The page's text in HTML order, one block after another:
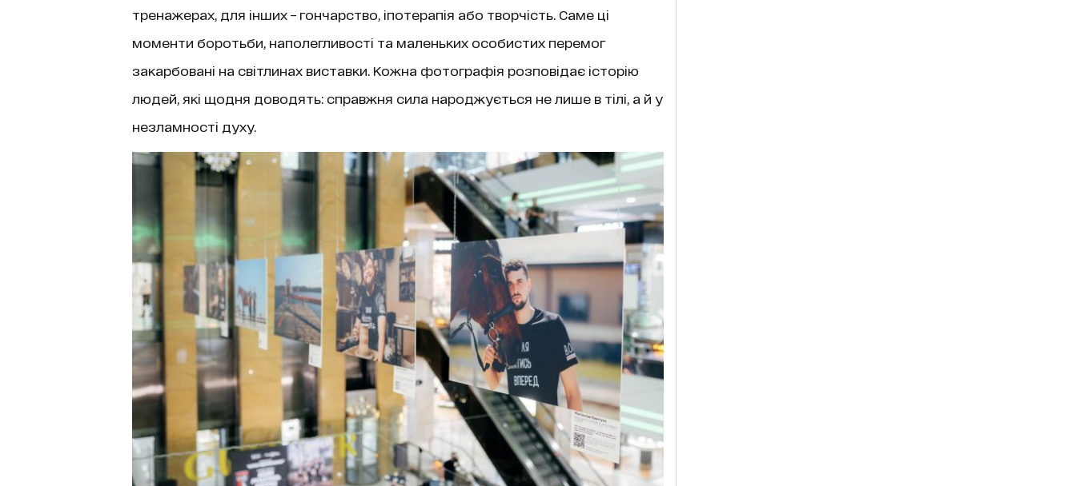
тренажерах, для інших – гончарство, іпотерапія або творчість. Саме ці
моменти боротьби, наполегливості та маленьких особистих перемог
закарбовані на світлинах виставки. Кожна фотографія розповідає історію
людей, які щодня доводять: справжня сила народжується не лише в тілі, а й у
незламності духу.